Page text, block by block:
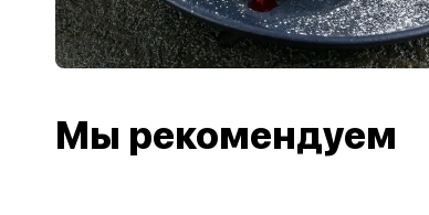
Мы рекомендуем